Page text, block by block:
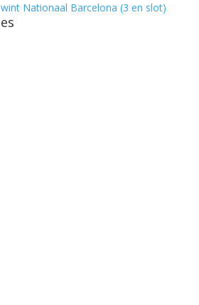
Nationaal Barcelona (3 en slot)